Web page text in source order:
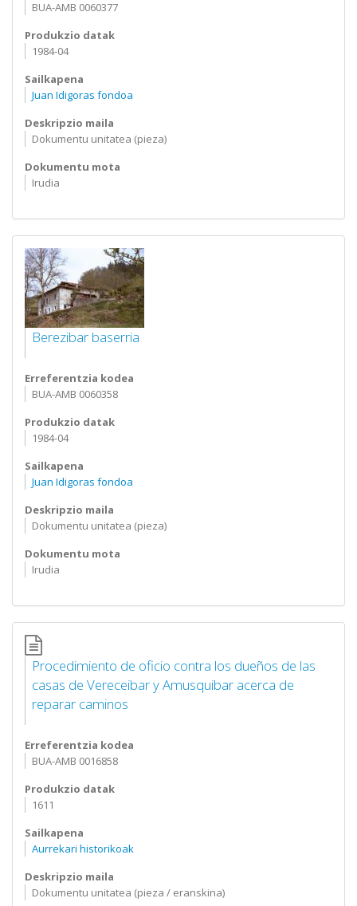
BUA-AMB 0060377
Produkzio datak
1984-04
Sailkapena
Juan Idigoras fondoa
Deskripzio maila
Dokumentu unitatea (pieza)
Dokumentu mota
Irudia
Berezibar baserria
Erreferentzia kodea
BUA-AMB 0060358
Produkzio datak
1984-04
Sailkapena
Juan Idigoras fondoa
Deskripzio maila
Dokumentu unitatea (pieza)
Dokumentu mota
Irudia
Procedimiento de oficio contra los dueños de las
casas de Vereceibar y Amusquibar acerca de
reparar caminos
Erreferentzia kodea
BUA-AMB 0016858
Produkzio datak
1611
Sailkapena
Aurrekari historikoak
Deskripzio maila
Dokumentu unitatea (pieza / eranskina)